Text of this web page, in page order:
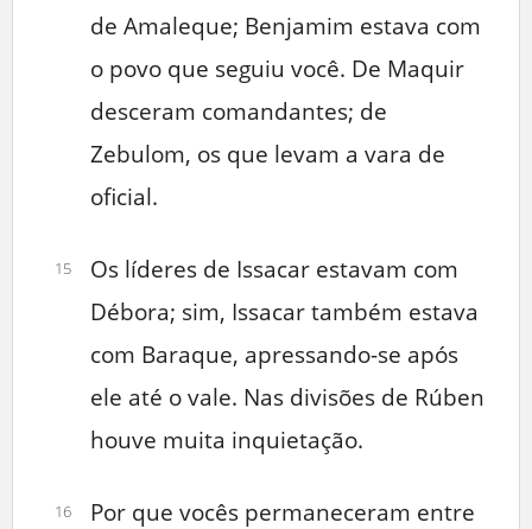
de Amaleque; Benjamim estava com
o povo que seguiu você. De Maquir
desceram comandantes; de
Zebulom, os que levam a vara de
oficial.
15
Os líderes de Issacar estavam com
Débora; sim, Issacar também estava
com Baraque, apressando-se após
ele até o vale. Nas divisões de Rúben
houve muita inquietação.
16
Por que vocês permaneceram entre